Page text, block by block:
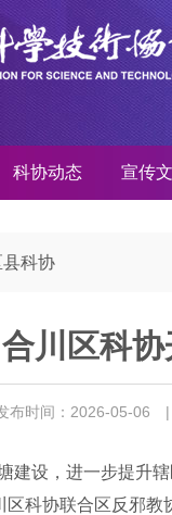
科协动态 宣传
县科协
合川区科协
布时间：2026-05-06
建设，进一步提升
科协联合区反邪教